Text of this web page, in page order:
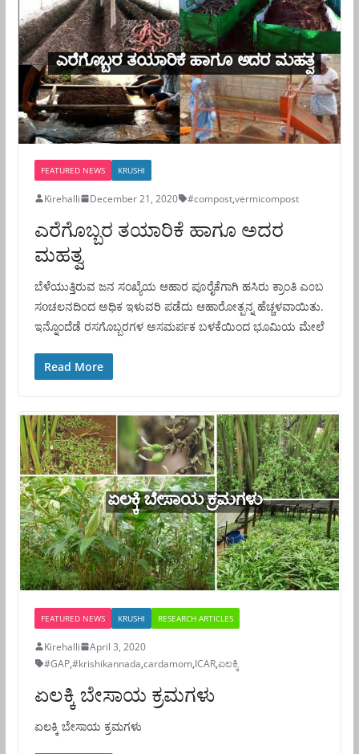
FEATURED NEWS KRUSHI
Kirehalli December 21, 2020 #compost,vermicompost
ಎರೆಗೊಬ್ಬರ ತಯಾರಿಕೆ ಹಾಗೂ ಅದರ
ಮಹತ್ವ
ಬೆಳೆಯುತ್ತಿರುವ ಜನ ಸಂಖ್ಯೆಯ ಆಹಾರ ಪೂರೈಕೆಗಾಗಿ ಹಸಿರು ಕ್ರಾಂತಿ ಎ೦ಬ
ಸoಚಲನದಿಂದ ಅಧಿಕ ಇಳುವರಿ ಪಡೆದು ಆಹಾರೋತ್ಪನ್ನ ಹೆಚ್ಚಳವಾಯಿತು.
ಇನ್ನೊಂದೆಡೆ ರಸಗೊಬ್ಬರಗಳ ಅಸಮರ್ಪಕ ಬಳಕೆಯಿಂದ ಭೂಮಿಯ ಮೇಲೆ
Read More
FEATURED NEWS KRUSHI RESEARCH ARTICLES
Kirehalli
April 3, 2020
#GAP,#krishikannada,cardamom,ICAR,ಏಲಕ್ಕಿ
ಏಲಕ್ಕಿ ಬೇಸಾಯ ಕ್ರಮಗಳು
ಏಲಕ್ಕಿ ಬೇಸಾಯ ಕ್ರಮಗಳು